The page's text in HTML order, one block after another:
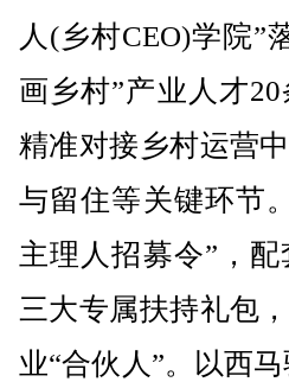
人(乡村CEO)学院”
画乡村”产业人才
精准对接乡村运营
与留住等关键环节
主理人招募令”，
三大专属扶持礼包
业“合伙人”。以西